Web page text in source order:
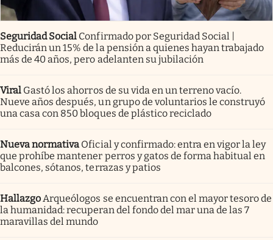
Seguridad Social Confirmado por Seguridad Social |
Reducirán un 15% de la pensión a quienes hayan trabajado
más de 40 años, pero adelanten su jubilación
Viral Gastó los ahorros de su vida en un terreno vacío.
Nueve años después, un grupo de voluntarios le construyó
una casa con 850 bloques de plástico reciclado
Nueva normativa Oficial y confirmado: entra en vigor la ley
que prohíbe mantener perros y gatos de forma habitual en
balcones, sótanos, terrazas y patios
Hallazgo Arqueólogos se encuentran con el mayor tesoro de
la humanidad: recuperan del fondo del mar una de las 7
maravillas del mundo